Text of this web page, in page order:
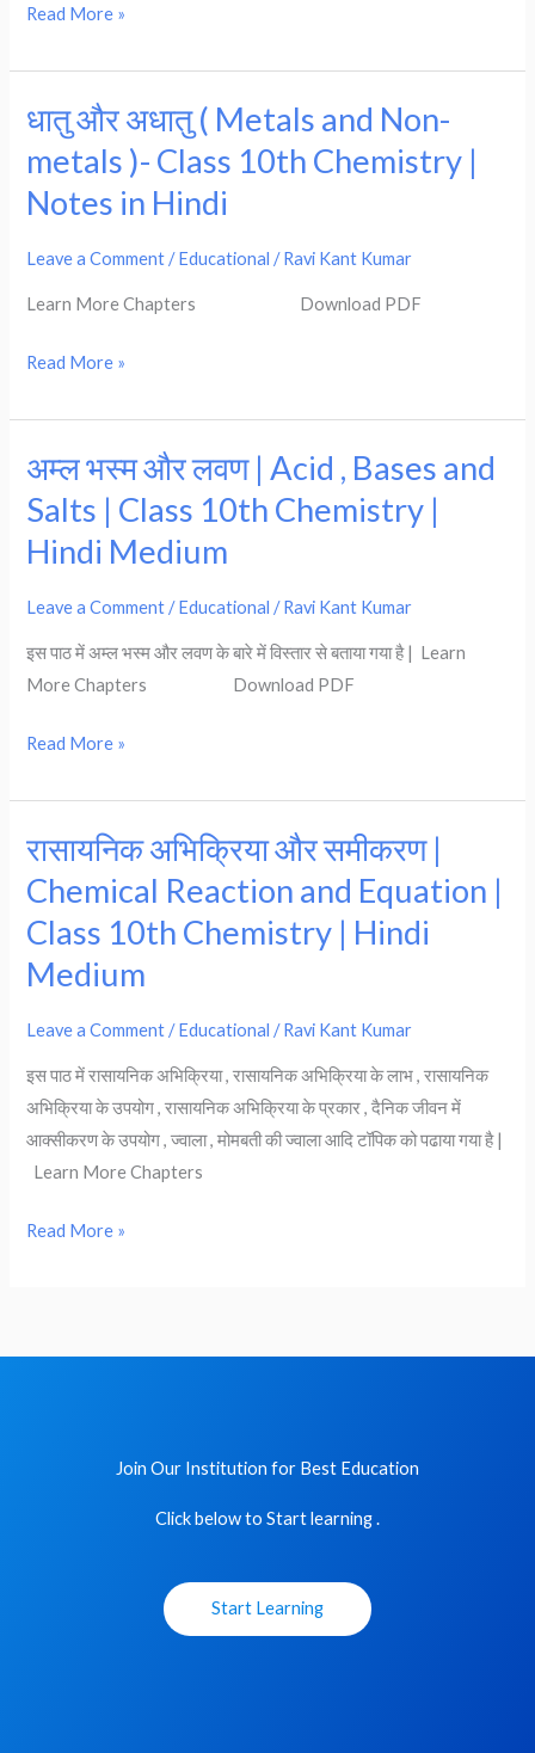
Subjective
answer
2023
Read More »
धातु और अधातु ( Metals and Non-
metals )- Class 10th Chemistry |
Notes in Hindi
Leave a Comment /Educational /Ravi Kant Kumar
Learn More Chapters Download PDF
धातु
अधातु
Non-
)-
Chemistry
|
in
Hindi
Read More »
अम्ल भस्म और लवण | Acid , Bases and
Salts | Class 10th Chemistry |
Hindi Medium
Leave a Comment /Educational /Ravi Kant Kumar
इस पाठ में अम्ल भस्म और लवण के बारे में विस्तार से बताया गया है | Learn
More Chapters Download PDF
अम्ल
भस्म
और
लवण
,
Bases
Salts
10th
Chemistry
Hindi
Medium
Read More »
रासायनिक अभिक्रिया और समीकरण |
Chemical Reaction and Equation |
Class 10th Chemistry | Hindi
Medium
Leave a Comment /Educational /Ravi Kant Kumar
इस पाठ में रासायनिक अभिक्रिया , रासायनिक अभिक्रिया के लाभ , रासायनिक
अभिक्रिया के उपयोग , रासायनिक अभिक्रिया के प्रकार , दैनिक जीवन में
आक्सीकरण के उपयोग , ज्वाला , मोमबती की ज्वाला आदि टॉपिक को पढाया गया है |
Learn More Chapters
रासायनिक
अभिक्रिया
और
समीकरण
|
Reaction
and
Equation
|
Class
Chemistry
Read More »
Join Our Institution for Best Education
Click below to Start learning .
Start Learning